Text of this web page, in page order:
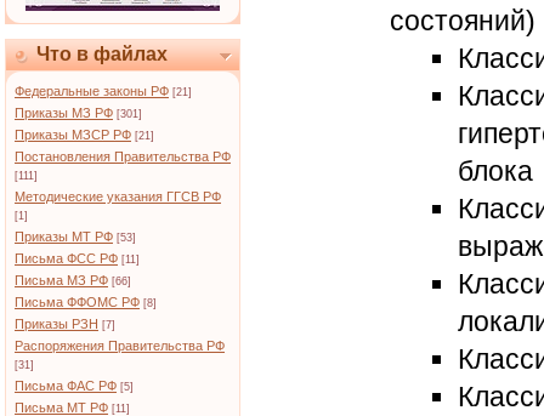
Что в файлах
Федеральные законы РФ [21]
Приказы МЗ РФ [301]
Приказы МЗСР РФ [21]
Постановления Правительства РФ
[111]
Методические указания ГГСВ РФ
[1]
Приказы МТ РФ [53]
Письма ФСС РФ [11]
Письма МЗ РФ [66]
Письма ФФОМС РФ [8]
Приказы РЗН [7]
Распоряжения Правительства РФ
[31]
Письма ФАС РФ [5]
Письма МТ РФ [11]
состояний)
блока